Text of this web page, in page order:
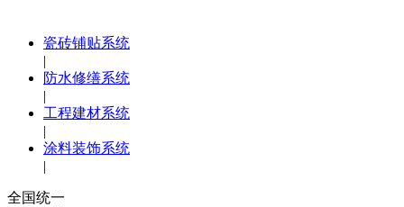
瓷砖铺贴系统
|
防水修缮系统
|
工程建材系统
|
涂料装饰系统
|
全国统一